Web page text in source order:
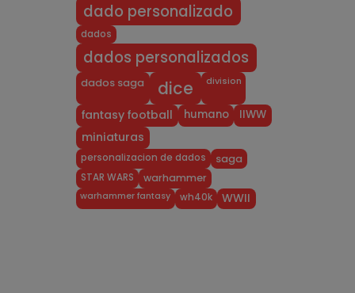
dado personalizado
dados
dados personalizados
dados saga dice division
fantasy football humano IIWW
miniaturas
personalizacion de dados saga
STAR WARS warhammer
warhammer fantasy wh40k WWII